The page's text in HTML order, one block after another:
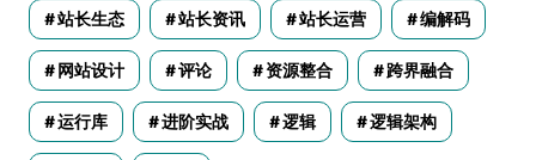
站长生态 站长资讯 站长运营 编解码
网站设计 评论 资源整合 跨界融合
运行库 进阶实战 逻辑 逻辑架构